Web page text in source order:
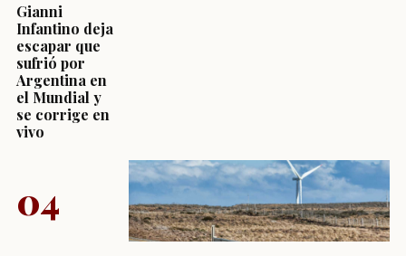
Gianni
Infantino deja
escapar que
sufrió por
Argentina en
el Mundial y
se corrige en
vivo
04